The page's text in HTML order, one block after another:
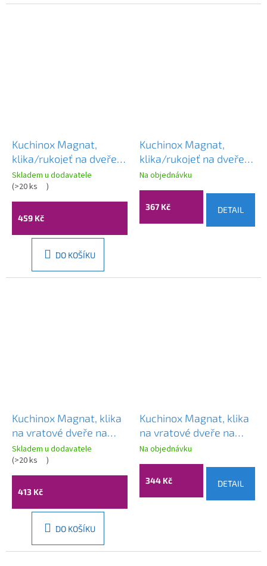
Kuchinox Magnat,
klika/rukojeť na dveře
na dlouhém kování pro
cylindrickou vložku,
grafitová, LAV-
KGR_535S
Skladem u dodavatele
(>20 ks )
459 Kč
DO KOŠÍKU
Kuchinox Magnat,
klika/rukojeť na dveře
na dlouhém kování pro
cylindrickou vložku,
černá, LAV-KGR_M35S
Na objednávku
367 Kč DETAIL
Kuchinox Magnat, klika
na vratové dveře na
dlouhém kování pro
cylindrickou vložku,
grafitová, LAV-
KGR_515S
Skladem u dodavatele
(>20 ks )
413 Kč
DO KOŠÍKU
Kuchinox Magnat, klika
na vratové dveře na
dlouhém kování pro
cylindrickou vložku,
černá matná, LAV-
Na objednávku
344 Kč DETAIL